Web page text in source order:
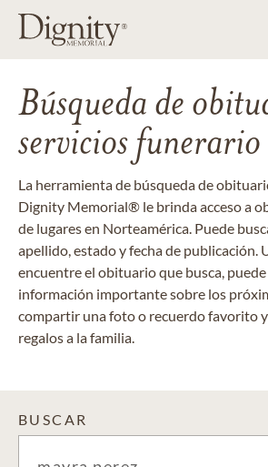
Búsqueda de
servicios funerario
La herramienta de búsqueda de
Dignity Memorial® le brinda acceso a
de lugares en Norteamérica. Puede
apellido, estado y fecha de publicación.
encuentre el obituario que busca,
información importante sobre los
compartir una foto o recuerdo favorito
regalos a la familia.
BUSCAR